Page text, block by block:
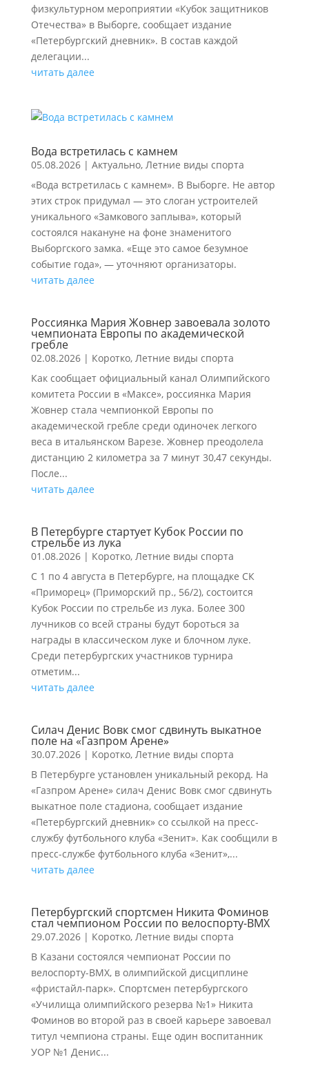
физкультурном мероприятии «Кубок защитников
Отечества» в Выборге, сообщает издание
«Петербургский дневник». В состав каждой
делегации...
читать далее
Вода встретилась с камнем
05.08.2026| Актуально, Летние виды спорта
«Вода встретилась с камнем». В Выборге. Не автор
этих строк придумал — это слоган устроителей
уникального «Замкового заплыва», который
состоялся накануне на фоне знаменитого
Выборгского замка. «Еще это самое безумное
событие года», — уточняют организаторы.
читать далее
Россиянка Мария Жовнер завоевала золото
чемпионата Европы по академической
гребле
02.08.2026| Коротко, Летние виды спорта
Как сообщает официальный канал Олимпийского
комитета России в «Максе», россиянка Мария
Жовнер стала чемпионкой Европы по
академической гребле среди одиночек легкого
веса в итальянском Варезе. Жовнер преодолела
дистанцию 2 километра за 7 минут 30,47 секунды.
После...
читать далее
В Петербурге стартует Кубок России по
стрельбе из лука
01.08.2026| Коротко, Летние виды спорта
С 1 по 4 августа в Петербурге, на площадке СК
«Приморец» (Приморский пр., 56/2), состоится
Кубок России по стрельбе из лука. Более 300
лучников со всей страны будут бороться за
награды в классическом луке и блочном луке.
Среди петербургских участников турнира
отметим...
читать далее
Силач Денис Вовк смог сдвинуть выкатное
поле на «Газпром Арене»
30.07.2026| Коротко, Летние виды спорта
В Петербурге установлен уникальный рекорд. На
«Газпром Арене» силач Денис Вовк смог сдвинуть
выкатное поле стадиона, сообщает издание
«Петербургский дневник» со ссылкой на пресс-
службу футбольного клуба «Зенит». Как сообщили в
пресс-службе футбольного клуба «Зенит»,...
читать далее
Петербургский спортсмен Никита Фоминов
стал чемпионом России по велоспорту-ВМХ
29.07.2026| Коротко, Летние виды спорта
В Казани состоялся чемпионат России по
велоспорту-ВМХ, в олимпийской дисциплине
«фристайл-парк». Спортсмен петербургского
«Училища олимпийского резерва №1» Никита
Фоминов во второй раз в своей карьере завоевал
титул чемпиона страны. Еще один воспитанник
УОР №1 Денис...